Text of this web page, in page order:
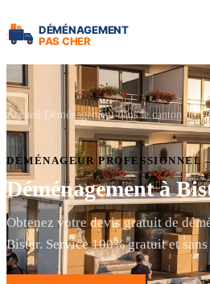
Accueil Déménagement dans le canton de
DÉMÉNAGEUR
Déménagement à
Obtenez votre devis gratuit de
Bister. Service 100% gratuit et